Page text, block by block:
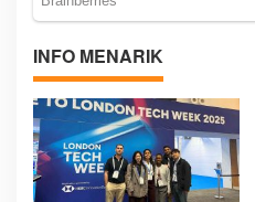
INFO MENARIK